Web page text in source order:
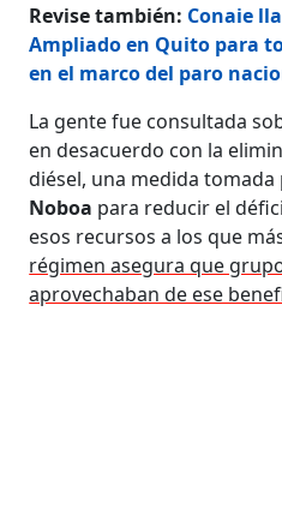
Revise también: Conaie
Ampliado en Quito para
en el marco del paro
La gente fue consultada
en desacuerdo con la
diésel, una medida
Noboa para reducir el
esos recursos a los que
régimen asegura que
aprovechaban de ese